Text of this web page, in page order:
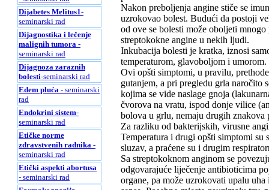
Dijabetes Melitus1-
seminarski rad
Dijagnostika i lečenje
malignih tumora -
seminarski rad
Dijagnoza zaraznih
bolesti-seminarski rad
Edem pluća - seminarski
rad
Endokrini sistem-
seminarski rad
Etičke norme
zdravstvenih radnika -
seminarski rad
Etički aspekti abortusa
- seminarski rad
Nakon preboljenja angine stiče se
uzrokovao bolest. Budući da postoji
od ove se bolesti može oboljeti
streptokokne angine u nekih ljudi.
Inkubacija bolesti je kratka, iznosi
temperaturom, glavoboljom i
Ovi opšti simptomi, u pravilu,
gutanjem, a pri pregledu grla naročito
kojima se vide naslage gnoja
čvorova na vratu, ispod donje vilice
bolova u grlu, nemaju drugih znakova
Za razliku od bakterijskih, virusne
Temperatura i drugi opšti simptomi
sluzav, a praćene su i drugim
Sa streptokoknom anginom se
odgovarajuće liječenje antibioticima
organe, pa može uzrokovati upalu